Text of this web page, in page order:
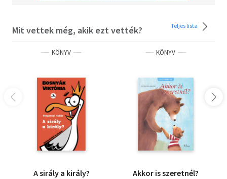
Mit vettek még, akik ezt vették? Teljes lista
KÖNYV
A sirály a király?
KÖNYV
Akkor is szeretnél?